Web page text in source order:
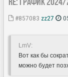
#857083 zz27
LmV:
Вот как бы
можно будет